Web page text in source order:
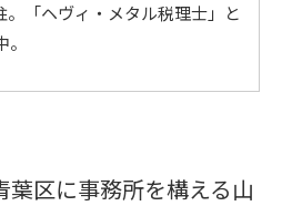
「ヘヴィ・メタル税理士」と
葉区に事務所を構える山